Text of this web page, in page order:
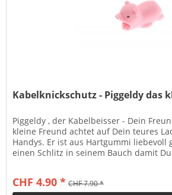
Kabelknickschutz - Piggeldy das
Piggeldy , der Kabelbeisser - Dein
kleine Freund achtet auf Dein teures
Handys. Er ist aus Hartgummi
einen Schlitz in seinem Bauch damit
CHF 4.90 * CHF 7.90 *